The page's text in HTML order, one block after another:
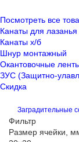
Посмотреть все
Канаты для лазанья
Канаты х/б
Шнур монтажный
Окантовочные
ЗУС (Защитно-
Скидка
Заградительные
Фильтр
Размер ячейки,